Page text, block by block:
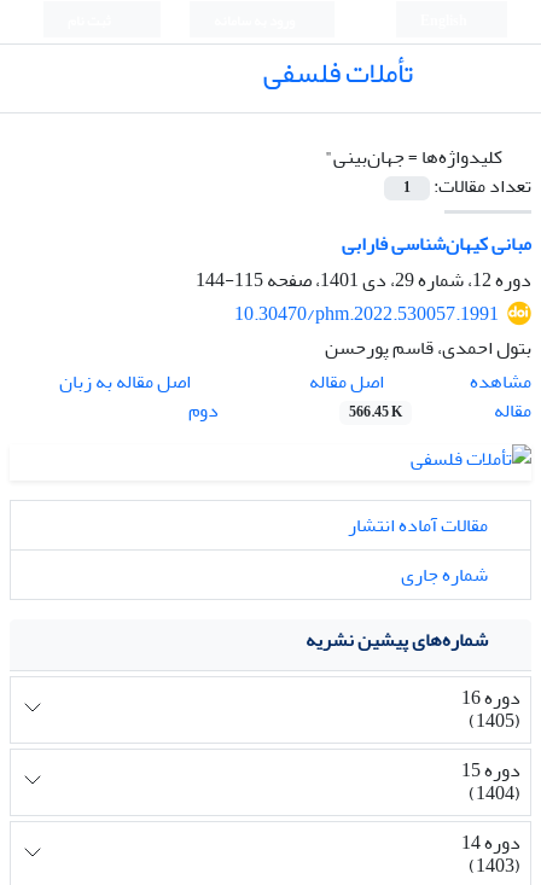
تأملات فلسفی
کلیدواژه‌ها =جهان‌بینی"
تعداد مقالات:
1
مبانی کیهان‌شناسی فارابی
دوره 12، شماره 29، دی 1401، صفحه
115-144
10.30470/phm.2022.530057.1991
بتول احمدی، قاسم پورحسن
مشاهده
مقاله
اصل مقاله
566.45 K
اصل مقاله به زبان
دوم
مقالات آماده انتشار
شماره جاری
شماره‌های پیشین نشریه
دوره 16
(1405)
دوره 15
(1404)
دوره 14
(1403)